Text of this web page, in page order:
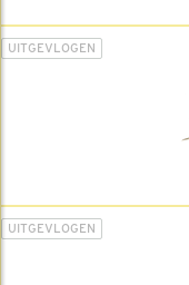
UITGEVLOGEN
UITGEVLOGEN